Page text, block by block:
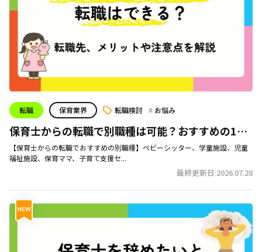
転職 保育業界 転職検討 お悩み
保育士からの転職で別職種は可能？おすすめの15
職種と成功法
【保育士からの転職でおすすめの別職種】ベビーシッター、学童施設、児童
福祉施設、保育ママ、子育て支援セ...
最終更新日:2026.07.28